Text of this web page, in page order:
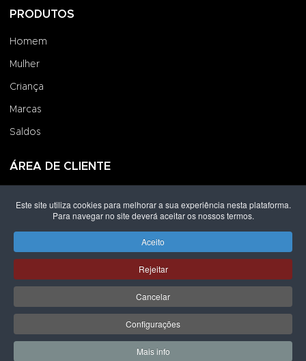
PRODUTOS
Homem
Mulher
Criança
Marcas
Saldos
ÁREA DE CLIENTE
Criar uma Conta
Direitos de autor © 2026 Grupo Lpoint® Footwear & Co.. Todos os
direitos reservados.
ICON-
MBWAY
ICON-
VISA-
SOLO
ICON-
MASTERCARD-
Este site utiliza cookies para melhorar a sua experiência nesta plataforma.
Para navegar no site deverá aceitar os nossos termos.
Aceito
Rejeitar
Cancelar
Configurações
Mais info